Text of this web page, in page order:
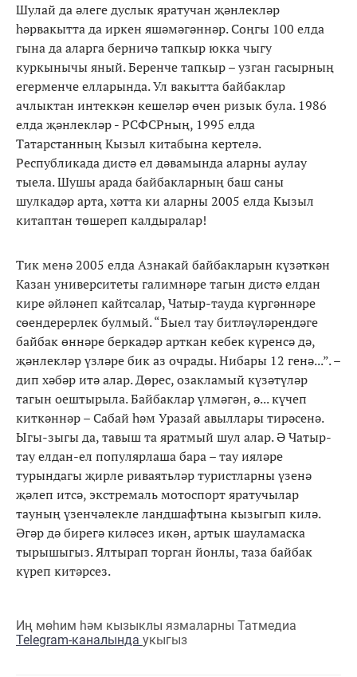
Шулай да әлеге дуслык яратучан җәнлекләр
һәрвакытта да иркен яшәмәгәннәр. Соңгы 100 елда
гына да аларга берничә тапкыр юкка чыгу
куркынычы яный. Беренче тапкыр – узган гасырның
егерменче елларында. Ул вакытта байбаклар
ачлыктан интеккән кешеләр өчен ризык була. 1986
елда җәнлекләр - РСФСРның, 1995 елда
Татарстанның Кызыл китабына кертелә.
Республикада дистә ел дәвамында аларны аулау
тыела. Шушы арада байбакларның баш саны
шулкадәр арта, хәтта ки аларны 2005 елда Кызыл
китаптан төшереп калдыралар!
Тик менә 2005 елда Азнакай байбакларын күзәткән
Казан университеты галимнәре тагын дистә елдан
кире әйләнеп кайтсалар, Чатыр-тауда күргәннәре
сөендерерлек булмый. “Быел тау битләүләрендәге
байбак өннәре беркадәр арткан кебек күренсә дә,
җәнлекләр үзләре бик аз очрады. Нибары 12 генә...”. –
дип хәбәр итә алар. Дөрес, озакламый күзәтүләр
тагын оештырыла. Байбаклар үлмәгән, ә... күчеп
киткәннәр – Сабай һәм Уразай авыллары тирәсенә.
Ыгы-зыгы да, тавыш та яратмый шул алар. Ә Чатыр-
тау елдан-ел популярлаша бара – тау ияләре
турындагы җирле риваятьләр туристларны үзенә
җәлеп итсә, экстремаль мотоспорт яратучылар
тауның үзенчәлекле ландшафтына кызыгып килә.
Әгәр дә бирегә киләсез икән, артык шауламаска
тырышыгыз. Ялтырап торган йонлы, таза байбак
күреп китәрсез.
Иң мөһим һәм кызыклы язмаларны Татмедиа
Telegram-каналында укыгыз